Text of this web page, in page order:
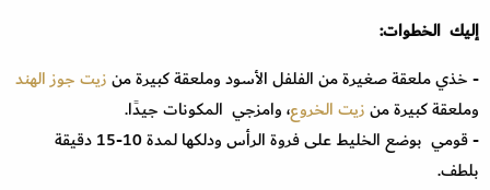
إليك الخطوات:
- خذي ملعقة صغيرة من الفلفل الأسود وملعقة كبيرة منزيت جوز الهند
وملعقة كبيرة منزيت الخروع، وامزجي المكونات جيدًا.
- قومي بوضع الخليط على فروة الرأس ودلكها لمدة 10-15 دقيقة
بلطف.